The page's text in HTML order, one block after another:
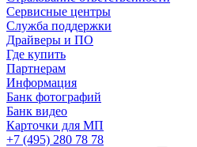
Сервисные центры
Служба поддержки
Драйверы и ПО
Где купить
Партнерам
Информация
Банк фотографий
Банк видео
Карточки для МП
+7 (495) 280 78 78